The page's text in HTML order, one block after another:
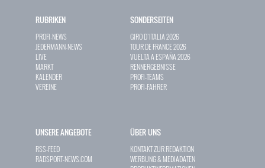
RUBRIKEN
PROFI-NEWS
JEDERMANN-NEWS
LIVE
MARKT
KALENDER
VEREINE
SONDERSEITEN
GIRO D`ITALIA 2026
TOUR DE FRANCE 2026
VUELTA A ESPAÑA 2026
RENNERGEBNISSE
PROFI-TEAMS
PROFI-FAHRER
UNSERE ANGEBOTE
RSS-FEED
RADSPORT-NEWS.COM
ÜBER UNS
KONTAKT ZUR REDAKTION
WERBUNG & MEDIADATEN